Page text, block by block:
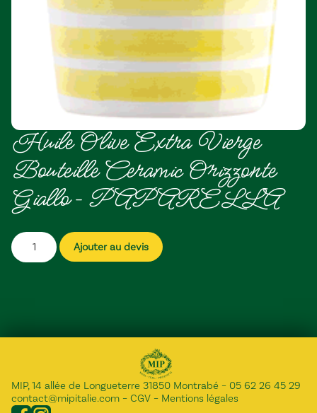
Huile Olive Extra Vierge
Bouteille Ceramic Orizzonte
Giallo – PAPARELLA
Ajouter au devis
MIP, 14 allée de Longueterre 31850 Montrabé – 05 62 26 45 29
contact@mipitalie.com – CGV – Mentions légales